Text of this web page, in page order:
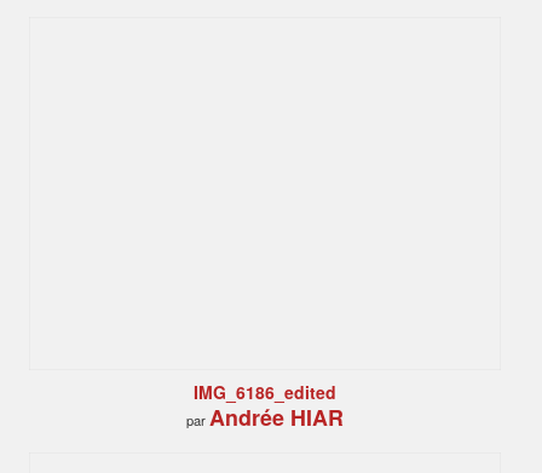
IMG_6186_edited
parAndrée HIAR